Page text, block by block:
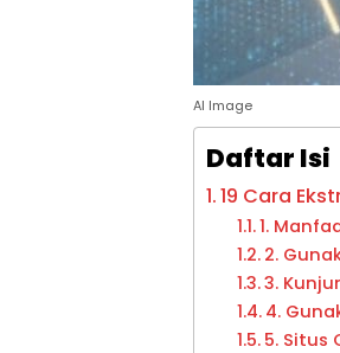
AI Image
Daftar Isi
19 Cara
1.
2.
3.
4.
5. Situs